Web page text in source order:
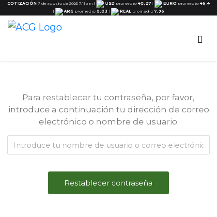
COTIZACIÓN 7 de agosto de 2026 7:11 am | USD promedio 40.27 | EURO promedio 46.4
|
ARG promedio 0.03 | REAL promedio 7.96
Para restablecer tu contraseña, por favor,
introduce a continuación tu dirección de correo
electrónico o nombre de usuario.